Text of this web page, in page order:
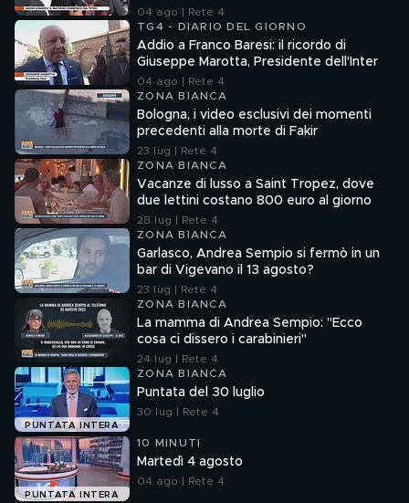
04 ago | Rete 4
TG4 - DIARIO DEL GIORNO
Addio a Franco Baresi: il ricordo di
Giuseppe Marotta, Presidente dell'Inter
04 ago | Rete 4
ZONA BIANCA
Bologna, i video esclusivi dei momenti
precedenti alla morte di Fakir
23 lug | Rete 4
ZONA BIANCA
Vacanze di lusso a Saint Tropez, dove
due lettini costano 800 euro al giorno
28 lug | Rete 4
ZONA BIANCA
Garlasco, Andrea Sempio si fermò in un
bar di Vigevano il 13 agosto?
23 lug | Rete 4
ZONA BIANCA
La mamma di Andrea Sempio: "Ecco
cosa ci dissero i carabinieri"
24 lug | Rete 4
PUNTATA INTERA
ZONA BIANCA
Puntata del 30 luglio
30 lug | Rete 4
PUNTATA INTERA
10 MINUTI
Martedì 4 agosto
04 ago | Rete 4